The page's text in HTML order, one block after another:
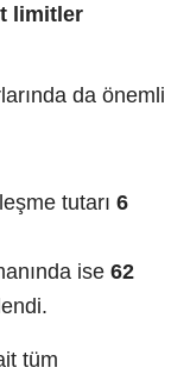
limitler
da önemli
tutarı 6
ise 62
tüm